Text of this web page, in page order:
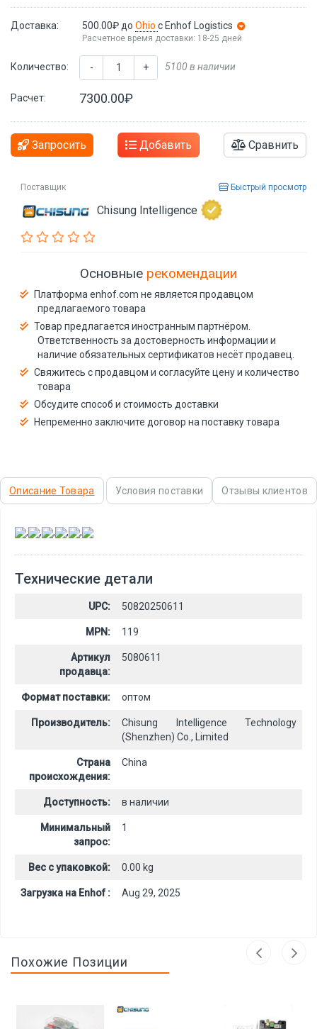
Доставка: 500.00₽ до Ohio с Enhof Logistics
Расчетное время доставки: 18-25 дней
Количество: - + 5100 в наличии
Расчет: 7300.00₽
Запросить Добавить Сравнить
Поставщик Быстрый просмотр
Chisung Intelligence
Основные рекомендации
Платформа enhof.com не является продавцом
предлагаемого товара
Товар предлагается иностранным партнёром.
Ответственность за достоверность информации и
наличие обязательных сертификатов несёт продавец.
Свяжитесь с продавцом и согласуйте цену и количество
товара
Обсудите способ и стоимость доставки
Непременно заключите договор на поставку товара
Описание Товара Условия поставки Отзывы клиентов
, , , , ,
Технические детали
UPC: 50820250611
MPN: 119
Артикул
продавца:
5080611
Формат поставки: оптом
Производитель:
Chisung Intelligence Technology
(Shenzhen) Co., Limited
Страна
происхождения:
China
Доступность: в наличии
Минимальный
запрос:
1
Вес с упаковкой: 0.00 kg
Загрузка на Enhof : Aug 29, 2025
Похожие Позиции